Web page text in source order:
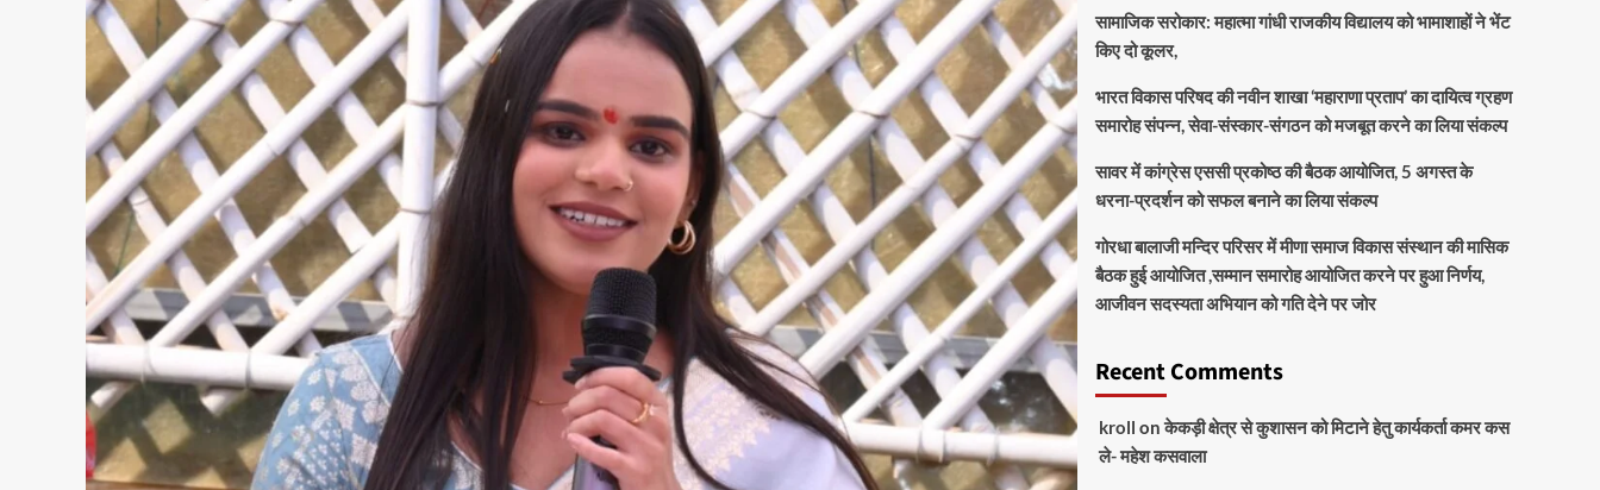
सामाजिक सरोकार: महात्मा गांधी राजकीय विद्यालय को भामाशाहों ने भेंट
किए दो कूलर,
भारत विकास परिषद की नवीन शाखा ‘महाराणा प्रताप’ का दायित्व ग्रहण
समारोह संपन्न, सेवा-संस्कार-संगठन को मजबूत करने का लिया संकल्प
सावर में कांग्रेस एससी प्रकोष्ठ की बैठक आयोजित, 5 अगस्त के
धरना-प्रदर्शन को सफल बनाने का लिया संकल्प
गोरधा बालाजी मन्दिर परिसर में मीणा समाज विकास संस्थान की मासिक
बैठक हुई आयोजित ,सम्मान समारोह आयोजित करने पर हुआ निर्णय,
आजीवन सदस्यता अभियान को गति देने पर जोर
Recent Comments
kroll onकेकड़ी क्षेत्र से कुशासन को मिटाने हेतु कार्यकर्ता कमर कस
ले- महेश कसवाला